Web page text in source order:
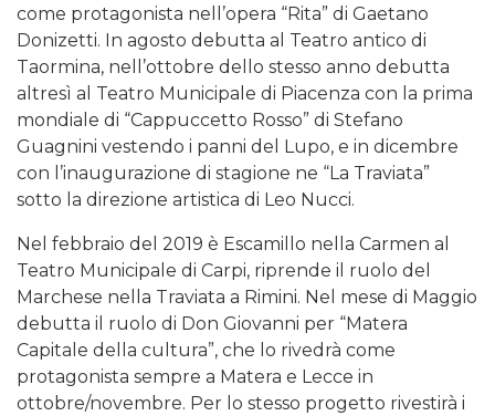
come protagonista nell’opera “Rita” di Gaetano
Donizetti. In agosto debutta al Teatro antico di
Taormina, nell’ottobre dello stesso anno debutta
altresì al Teatro Municipale di Piacenza con la prima
mondiale di “Cappuccetto Rosso” di Stefano
Guagnini vestendo i panni del Lupo, e in dicembre
con l’inaugurazione di stagione ne “La Traviata”
sotto la direzione artistica di Leo Nucci.
Nel febbraio del 2019 è Escamillo nella Carmen al
Teatro Municipale di Carpi, riprende il ruolo del
Marchese nella Traviata a Rimini. Nel mese di Maggio
debutta il ruolo di Don Giovanni per “Matera
Capitale della cultura”, che lo rivedrà come
protagonista sempre a Matera e Lecce in
ottobre/novembre. Per lo stesso progetto rivestirà i